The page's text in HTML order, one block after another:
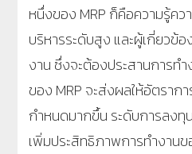
หนึ่งของ MRP ก็คือความรู้คว
บริหารระดับสูง และผู้เกี่ยวข้
งาน ซึ่งจะต้องประสานการท
ของ MRP จะส่งผลให้อัตรา
กำหนดมากขึ้น ระดับการลงทุ
เพิ่มประสิทธิภาพการทำงาน